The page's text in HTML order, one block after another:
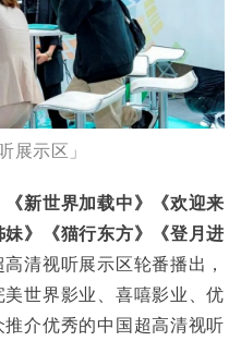
展示区」
《新世界加载中》《欢迎来
》《猫行东方》《登月进
清视听展示区轮番播出，
世界影业、喜嘻影业、优
介优秀的中国超高清视听